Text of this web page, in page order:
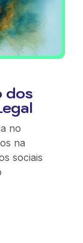
dos
no
na
sociais